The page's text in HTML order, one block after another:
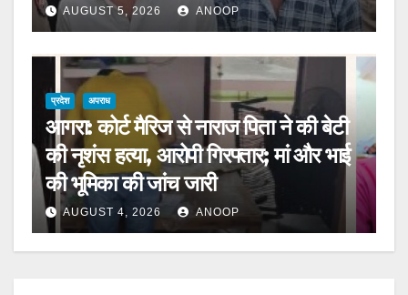
AUGUST 5, 2026 ANOOP
प्रदेश अपराध
आगरा: कोर्ट मैरिज से नाराज पिता ने की बेटी
की नृशंस हत्या, आरोपी गिरफ्तार; मां और भाई
की भूमिका की जांच जारी
AUGUST 4, 2026 ANOOP